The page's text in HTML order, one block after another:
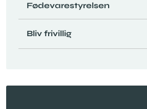
Fødevarestyrelsen
Bliv frivillig